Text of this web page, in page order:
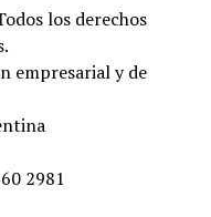
los derechos
empresarial y de
2981